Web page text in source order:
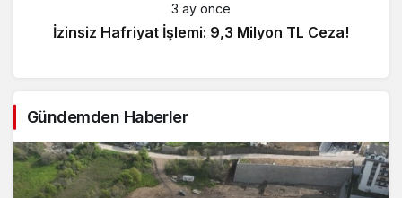
3 ay önce
İzinsiz Hafriyat İşlemi: 9,3 Milyon TL Ceza!
Gündemden Haberler